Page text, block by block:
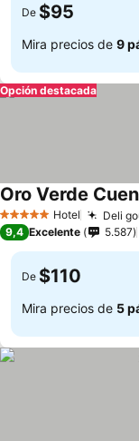
De $95
Mira precios de 9
Opción destacada
5 Estrellas Hotel Deli
Oro Verde
9,4 Excelente 5.587
De $110
Mira precios de 5